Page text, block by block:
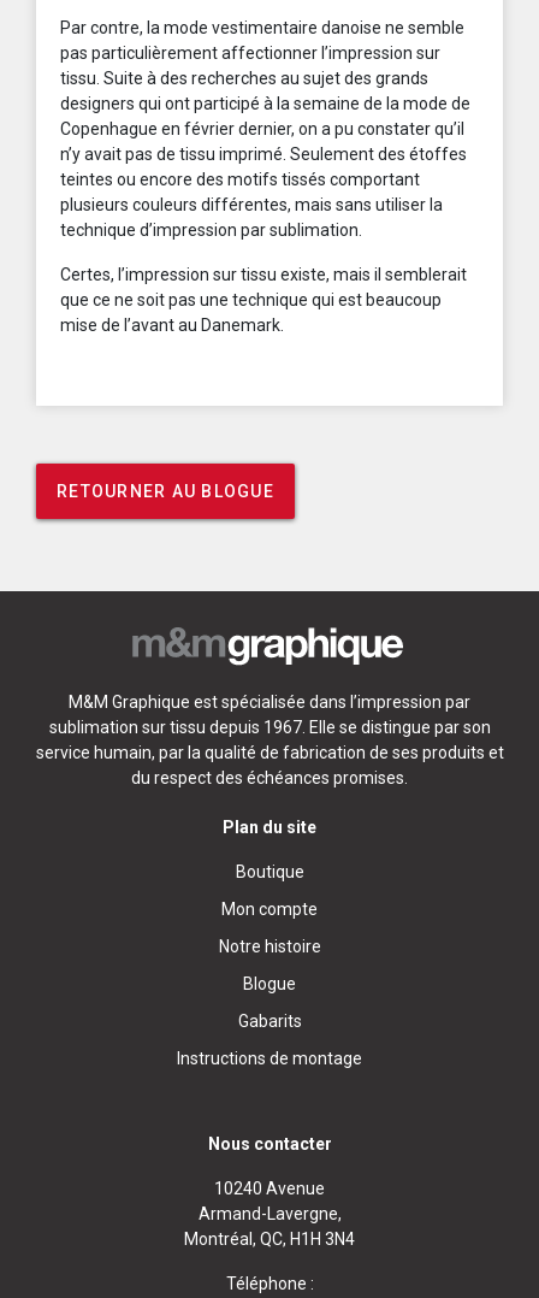
Par contre, la mode vestimentaire danoise ne semble
pas particulièrement affectionner l’impression sur
tissu. Suite à des recherches au sujet des grands
designers qui ont participé à la semaine de la mode de
Copenhague en février dernier, on a pu constater qu’il
n’y avait pas de tissu imprimé. Seulement des étoffes
teintes ou encore des motifs tissés comportant
plusieurs couleurs différentes, mais sans utiliser la
technique d’impression par sublimation.
Certes, l’impression sur tissu existe, mais il semblerait
que ce ne soit pas une technique qui est beaucoup
mise de l’avant au Danemark.
RETOURNER AU BLOGUE
M&M Graphique est spécialisée dans l’impression par
sublimation sur tissu depuis 1967. Elle se distingue par son
service humain, par la qualité de fabrication de ses produits et
du respect des échéances promises.
Plan du site
Boutique
Mon compte
Notre histoire
Blogue
Gabarits
Instructions de montage
Nous contacter
10240 Avenue
Armand-Lavergne,
Montréal, QC, H1H 3N4
Téléphone :